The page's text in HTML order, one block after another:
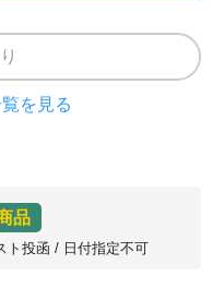
を見る
品
ト投函 / 日付指定不可